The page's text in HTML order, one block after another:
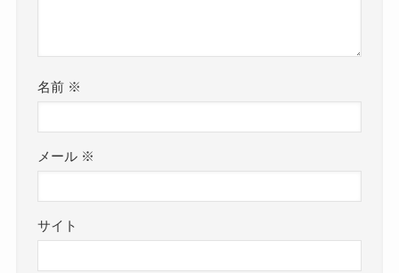
名前 ※
メール ※
サイト